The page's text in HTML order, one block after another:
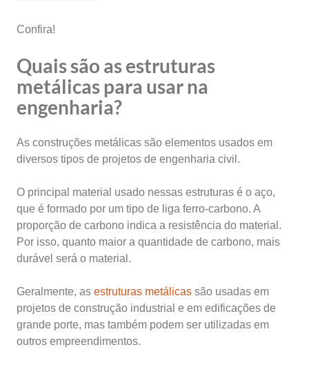
Confira!
Quais são as estruturas
metálicas para usar na
engenharia?
As construções metálicas são elementos usados em
diversos tipos de projetos de engenharia civil.
O principal material usado nessas estruturas é o aço,
que é formado por um tipo de liga ferro-carbono. A
proporção de carbono indica a resistência do material.
Por isso, quanto maior a quantidade de carbono, mais
durável será o material.
Geralmente, as estruturas metálicas são usadas em
projetos de construção industrial e em edificações de
grande porte, mas também podem ser utilizadas em
outros empreendimentos.